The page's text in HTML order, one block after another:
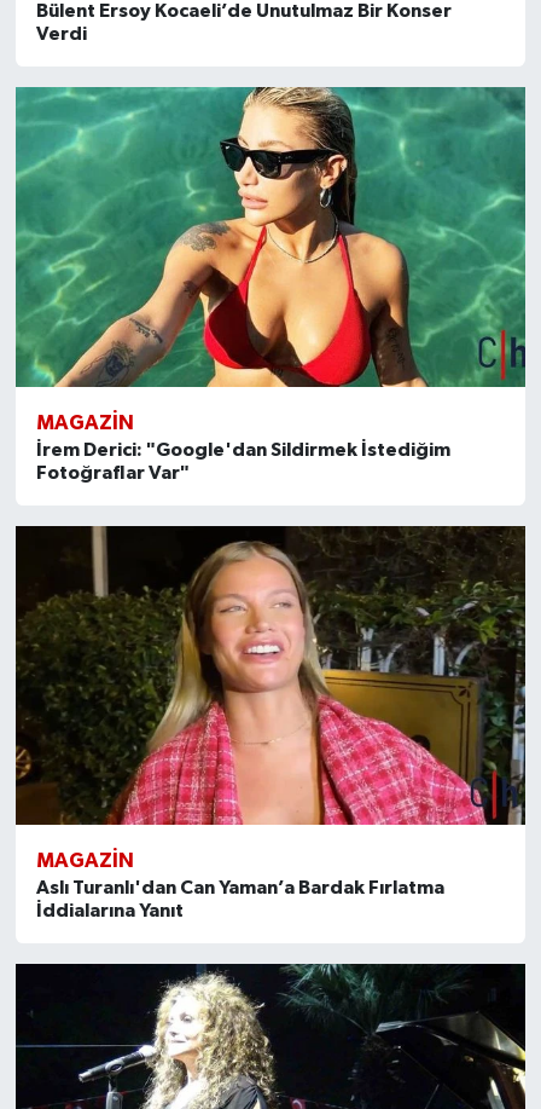
Bülent Ersoy Kocaeli’de Unutulmaz Bir Konser
Verdi
MAGAZİN
İrem Derici: "Google'dan Sildirmek İstediğim
Fotoğraflar Var"
MAGAZİN
Aslı Turanlı'dan Can Yaman’a Bardak Fırlatma
İddialarına Yanıt